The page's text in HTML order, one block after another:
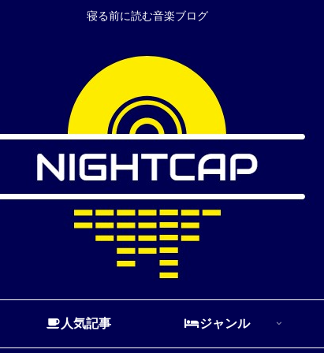
寝る前に読む音楽ブログ
人気記事 ジャンル